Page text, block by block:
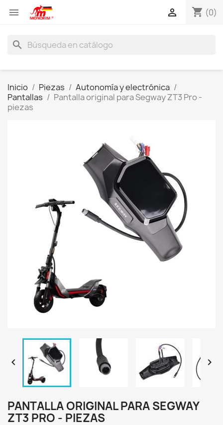
 shopping_cart (0)

search
Inicio Piezas
Autonomía y electrónica
Pantallas
Pantalla original para Segway ZT3 Pro -
piezas
 
PANTALLA ORIGINAL PARA SEGWAY
ZT3 PRO - PIEZAS